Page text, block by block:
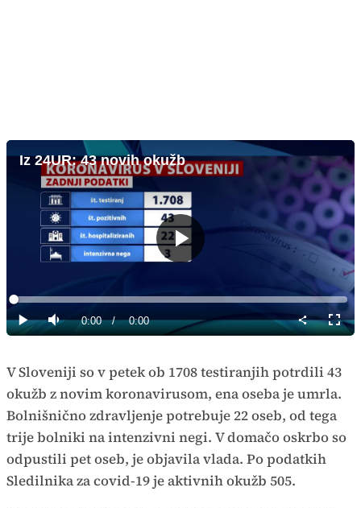
Iz 24UR: 43 novih okužb
Predvajaj
Predvajaj
Tiho Current
0:00 / Duration
0:00
Loaded:
0%
način
V Sloveniji so v petek ob 1708 testiranjih potrdili 43
okužb z novim koronavirusom, ena oseba je umrla.
Bolnišnično zdravljenje potrebuje 22 oseb, od tega
trije bolniki na intenzivni negi. V domačo oskrbo so
odpustili pet oseb, je objavila vlada. Po podatkih
Sledilnika za covid-19 je aktivnih okužb 505.